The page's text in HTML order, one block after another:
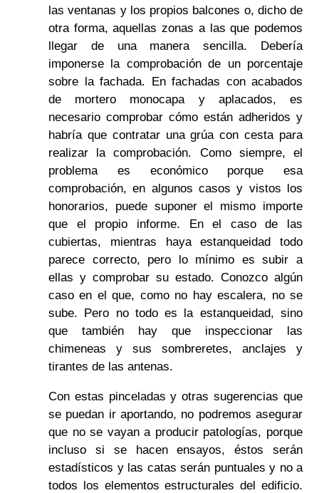
las ventanas y los propios balcones o, dicho de
otra forma, aquellas zonas a las que podemos
llegar de una manera sencilla. Debería
imponerse la comprobación de un porcentaje
sobre la fachada. En fachadas con acabados
de mortero monocapa y aplacados, es
necesario comprobar cómo están adheridos y
habría que contratar una grúa con cesta para
realizar la comprobación. Como siempre, el
problema es económico porque esa
comprobación, en algunos casos y vistos los
honorarios, puede suponer el mismo importe
que el propio informe. En el caso de las
cubiertas, mientras haya estanqueidad todo
parece correcto, pero lo mínimo es subir a
ellas y comprobar su estado. Conozco algún
caso en el que, como no hay escalera, no se
sube. Pero no todo es la estanqueidad, sino
que también hay que inspeccionar las
chimeneas y sus sombreretes, anclajes y
tirantes de las antenas.
Con estas pinceladas y otras sugerencias que
se puedan ir aportando, no podremos asegurar
que no se vayan a producir patologías, porque
incluso si se hacen ensayos, éstos serán
estadísticos y las catas serán puntuales y no a
todos los elementos estructurales del edificio.